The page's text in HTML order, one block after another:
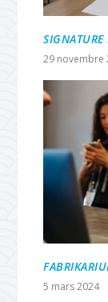
29 novembre
5 mars 2024